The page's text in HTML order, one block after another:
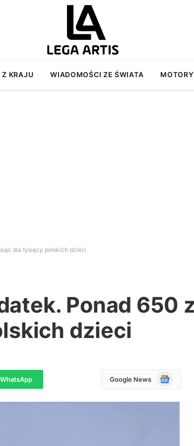
KRAJU WIADOMOŚCI ZE ŚWIATA
dla tysięcy polskich dzieci
Ponad 650
dzieci
WhatsApp Google News
Google